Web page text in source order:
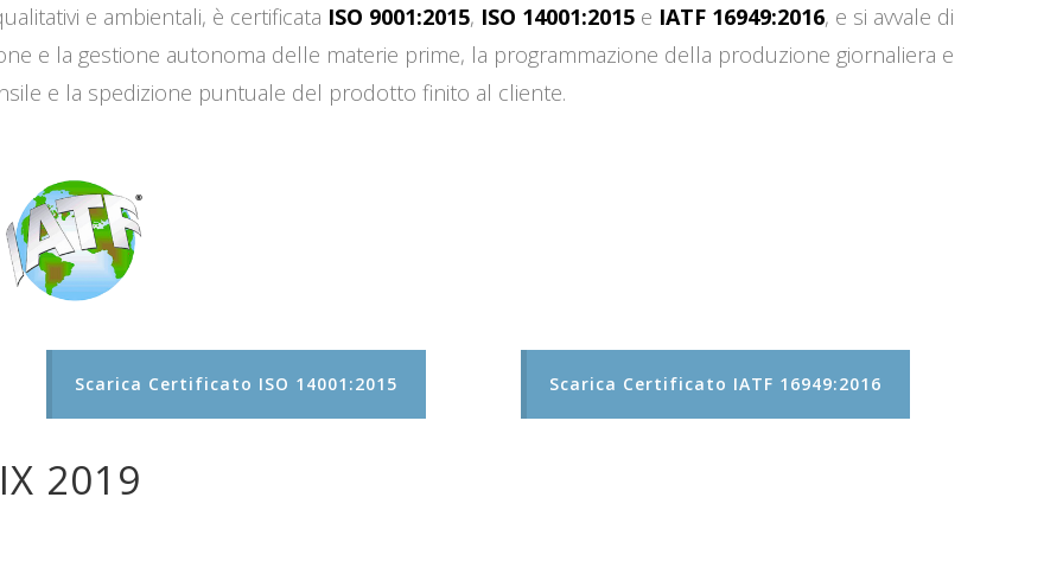
e ambientali, è certificata ISO 9001:2015, ISO 14001:2015 e IATF 16949:2016, e si avvale di
e la gestione autonoma delle materie prime, la programmazione della produzione giornaliera e
e la spedizione puntuale del prodotto finito al cliente.
Scarica Certificato ISO 14001:2015 Scarica Certificato IATF 16949:2016
2019